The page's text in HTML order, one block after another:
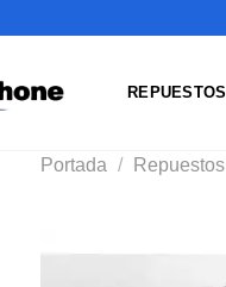
REPUESTOS
Portada / Repuestos